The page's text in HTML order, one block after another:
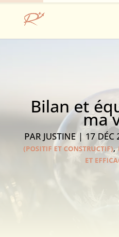
Bilan et
ma
PAR JUSTINE| 17 DÉC
(POSITIF ET CONSTRUCTIF),
ET